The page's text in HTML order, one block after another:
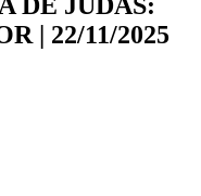
| 22/11/2025